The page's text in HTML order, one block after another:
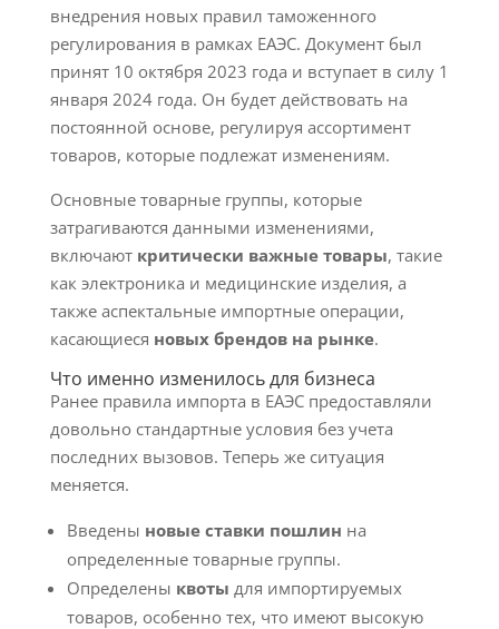
внедрения новых правил таможенного
регулирования в рамках ЕАЭС. Документ был
принят 10 октября 2023 года и вступает в силу 1
января 2024 года. Он будет действовать на
постоянной основе, регулируя ассортимент
товаров, которые подлежат изменениям.
Основные товарные группы, которые
затрагиваются данными изменениями,
включают критически важные товары, такие
как электроника и медицинские изделия, а
также аспектальные импортные операции,
касающиеся новых брендов на рынке.
Что именно изменилось для бизнеса
Ранее правила импорта в ЕАЭС предоставляли
довольно стандартные условия без учета
последних вызовов. Теперь же ситуация
меняется.
Введены новые ставки пошлин на
определенные товарные группы.
Определены квоты для импортируемых
товаров, особенно тех, что имеют высокую